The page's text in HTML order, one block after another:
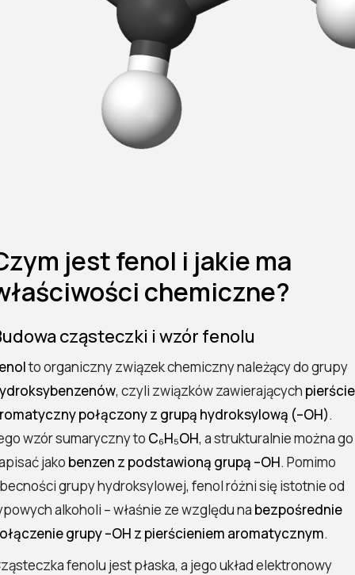
jest fenol i jakie ma
chemiczne?
cząsteczki i wzór fenolu
to organiczny związek chemiczny należący do grupy
, czyli związków zawierających
połączony z grupą hydroksylową (–OH).
wzór sumaryczny to C₆H₅OH, a strukturalnie można go
jako benzen z podstawioną grupą –OH. Pomimo
grupy hydroksylowej, fenol różni się istotnie od
alkoholi – właśnie ze względu na bezpośrednie
grupy –OH z pierścieniem aromatycznym.
fenolu jest płaska, a jego układ elektronowy